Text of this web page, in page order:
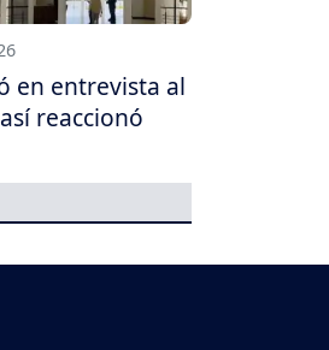
en entrevista al
reaccionó